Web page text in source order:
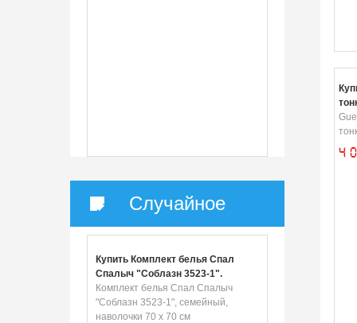
Случайное
Купить Комплект белья Спал
Спалыч "Соблазн 3523-1",
семейный, наволочки 70 х 70 см
Комплект белья Спал Спалыч
"Соблазн 3523-1", семейный,
наволочки 70 х 70 см
4